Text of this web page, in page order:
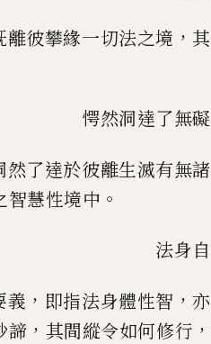
離彼攀緣一切法之境 ，
愕然洞達了無礙
然了達於彼離生滅有無
智慧性境中 。
法身
義 ， 即指法身體性智 ，
諦 ， 其間縱令如何修行 ，